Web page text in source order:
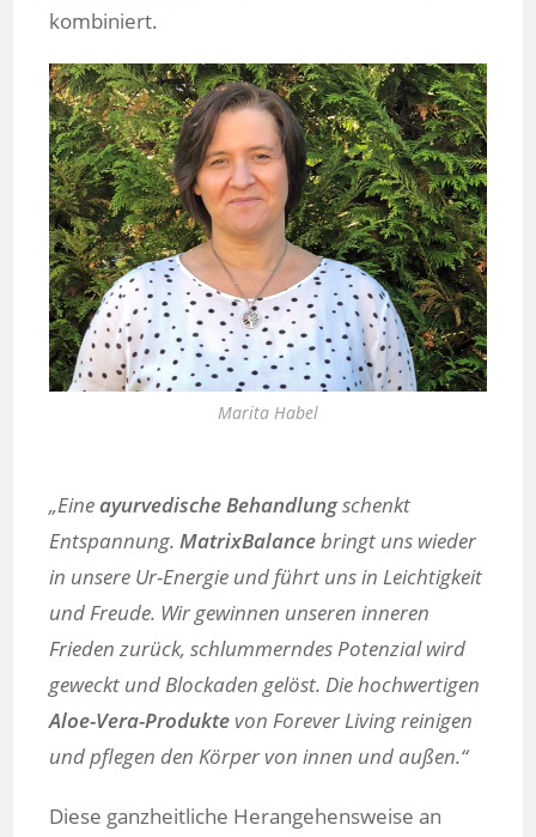
kombiniert.
Marita Habel
„Eineayurvedische Behandlungschenkt
Entspannung.MatrixBalancebringt uns wieder
in unsere Ur-Energie und führt uns in Leichtigkeit
und Freude. Wir gewinnen unseren inneren
Frieden zurück, schlummerndes Potenzial wird
geweckt und Blockaden gelöst. Die hochwertigen
Aloe-Vera-Produkte von Forever Living reinigen
und pflegen den Körper von innen und außen.“
Diese ganzheitliche Herangehensweise an